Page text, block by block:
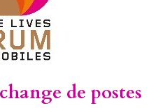
de postes